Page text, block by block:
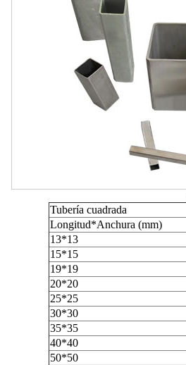
Tubería cuadrada
Longitud*Anchura (mm)
13*13
15*15
19*19
20*20
25*25
30*30
35*35
40*40
50*50